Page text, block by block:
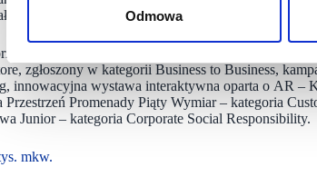
Odmowa
Komarczuk, Group Head of Marketing,
Atrium projektów, z których wszystkie zostały
zgłoszony w kategorii Business to Business,
innowacyjna wystawa interaktywna oparta o AR –
Promenady Piąty Wymiar – kategoria
Junior – kategoria Corporate Social Responsibility.
mkw.